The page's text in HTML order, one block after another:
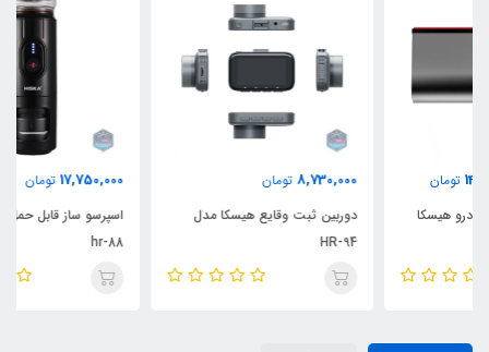
8,730,000
تومان
دوربین ثبت وقایع هیسکا مدل
تومان
اسپرسو ساز قابل حمل هیسکا مدل